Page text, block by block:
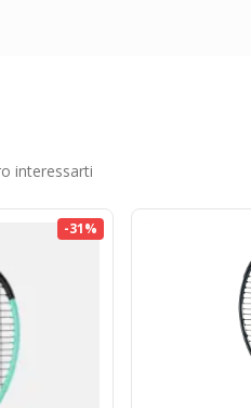
interessarti
-31%